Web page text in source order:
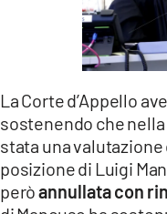
La Corte d’Appello
sostenendo che
stata una
posizione di Luigi
peròannullata con